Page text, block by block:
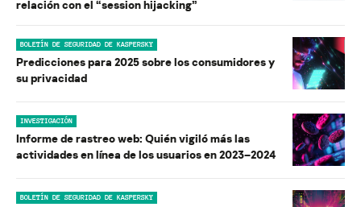
relación con el “session hijacking”
BOLETÍN DE SEGURIDAD DE KASPERSKY
Predicciones para 2025 sobre los consumidores y
su privacidad
INVESTIGACIÓN
Informe de rastreo web: Quién vigiló más las
actividades en línea de los usuarios en 2023–2024
BOLETÍN DE SEGURIDAD DE KASPERSKY